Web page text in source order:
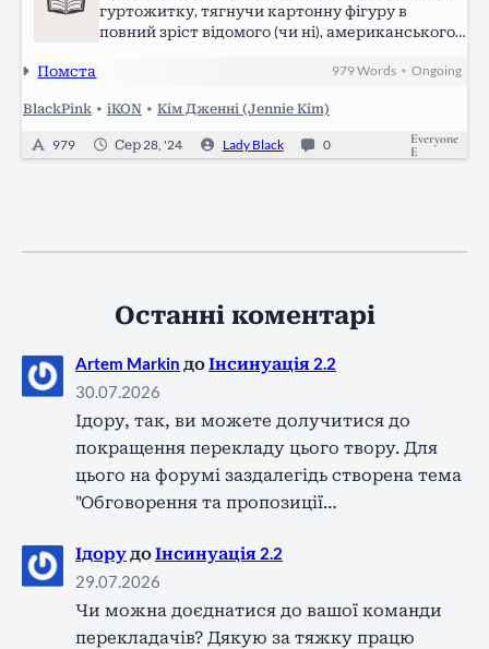
гуртожитку, тягнучи картонну фігуру в
повний зріст відомого (чи ні), американського
царська справа возити якихось кріпаків, про
Помста 979Words •Ongoing
BlackPink • iKON • Кім Дженні (Jennie Kim)
979 Сер 28, '24 Lady Black 0
Everyone
E
Останні коментарі
Artem Markin доІнсинуація 2.2
30.07.2026
Ідору, так, ви можете долучитися до
покращення перекладу цього твору. Для
цього на форумі заздалегідь створена тема
"Обговорення та пропозиції…
Ідору доІнсинуація 2.2
29.07.2026
Чи можна доєднатися до вашої команди
перекладачів? Дякую за тяжку працю